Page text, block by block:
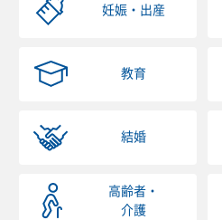
妊娠・出産
教育
結婚
高齢者・
介護